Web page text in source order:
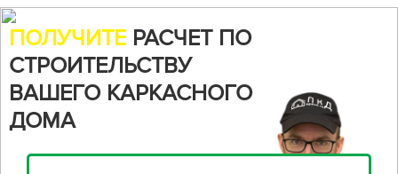
ПОЛУЧИТЕ РАСЧЕТ ПО
СТРОИТЕЛЬСТВУ
ВАШЕГО КАРКАСНОГО
ДОМА
Воспользуйтесь нашим